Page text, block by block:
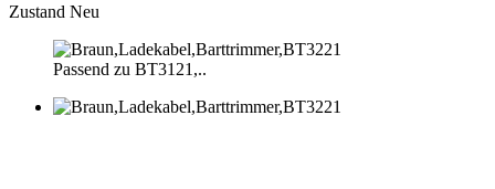
Zustand Neu
Passend zu BT3121,..